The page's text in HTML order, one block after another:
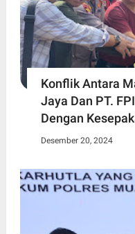
Konflik Antara
Jaya Dan PT.
Dengan
Desember 20, 2024